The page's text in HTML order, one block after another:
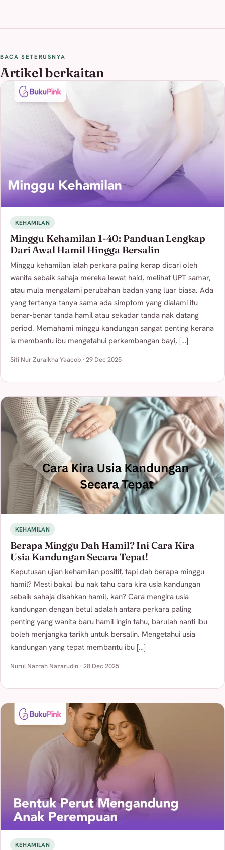
BACA SETERUSNYA
Artikel berkaitan
KEHAMILAN
Minggu Kehamilan 1-40: Panduan Lengkap
Dari Awal Hamil Hingga Bersalin
Minggu kehamilan ialah perkara paling kerap dicari oleh
wanita sebaik sahaja mereka lewat haid, melihat UPT samar,
atau mula mengalami perubahan badan yang luar biasa. Ada
yang tertanya-tanya sama ada simptom yang dialami itu
benar-benar tanda hamil atau sekadar tanda nak datang
period. Memahami minggu kandungan sangat penting kerana
ia membantu ibu mengetahui perkembangan bayi, […]
Siti Nur Zuraikha Yaacob · 29 Dec 2025
KEHAMILAN
Berapa Minggu Dah Hamil? Ini Cara Kira
Usia Kandungan Secara Tepat!
Keputusan ujian kehamilan positif, tapi dah berapa minggu
hamil? Mesti bakal ibu nak tahu cara kira usia kandungan
sebaik sahaja disahkan hamil, kan? Cara mengira usia
kandungan dengan betul adalah antara perkara paling
penting yang wanita baru hamil ingin tahu, barulah nanti ibu
boleh menjangka tarikh untuk bersalin. Mengetahui usia
kandungan yang tepat membantu ibu […]
Nurul Nazrah Nazarudin · 28 Dec 2025
KEHAMILAN